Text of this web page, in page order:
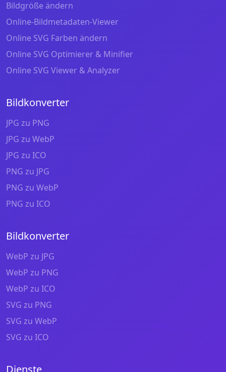
Bildgröße ändern
Online-Bildmetadaten-Viewer
Online SVG Farben ändern
Online SVG Optimierer & Minifier
Online SVG Viewer & Analyzer
Bildkonverter
JPG zu PNG
JPG zu WebP
JPG zu ICO
PNG zu JPG
PNG zu WebP
PNG zu ICO
Bildkonverter
WebP zu JPG
WebP zu PNG
WebP zu ICO
SVG zu PNG
SVG zu WebP
SVG zu ICO
Dienste